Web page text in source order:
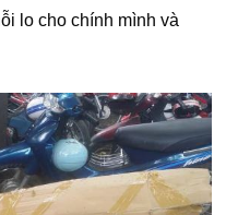
lo cho chính mình và